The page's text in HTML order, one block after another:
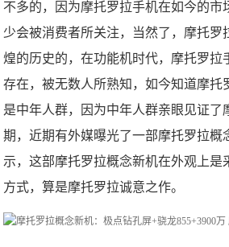
不多的，因为摩托罗拉手机在如今的市
少会被消费者所关注，当然了，摩托罗
煌的历史的，在功能机时代，摩托罗拉
存在，被无数人所熟知，如今知道摩托
是中年人群，因为中年人群亲眼见证了
期，近期有外媒曝光了一部摩托罗拉概
示，这部摩托罗拉概念新机在外观上是
方式，算是摩托罗拉诚意之作。